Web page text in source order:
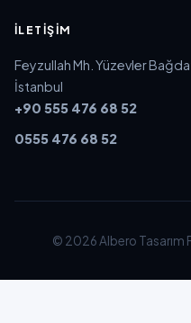
İLETIŞIM
Feyzullah Mh. Yüzevler
İstanbul
+90 555 476 68 52
0555 476 68 52
© 2026 Albero Tasarım